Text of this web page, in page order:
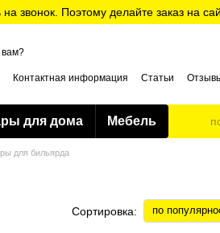
звонок. Поэтому делайте заказ на
вам?
Контактная информация Статьи
для дома Мебель
для бильярда
Сортировка: по